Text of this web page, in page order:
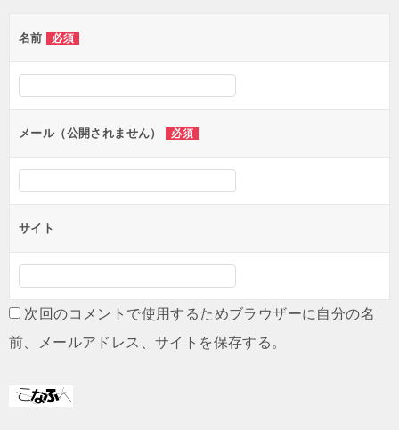
ー
シ
ン
名前 必須
メール（公開されません） 必須
サイト
次回のコメントで使用するためブラウザーに自分の名
前、メールアドレス、サイトを保存する。